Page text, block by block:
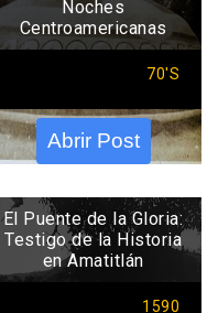
Noches
Centroamericanas
70'S
Abrir Post
El Puente de la Gloria:
Testigo de la Historia
en Amatitlán
1590